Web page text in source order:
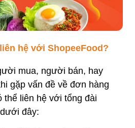
hệ với ShopeeFood?
mua, người bán, hay
gặp vấn đề về đơn hàng
thể liên hệ với tổng đài
đây: